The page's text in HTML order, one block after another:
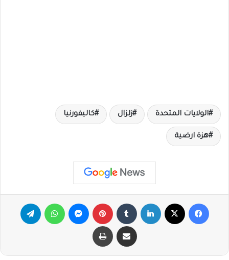
الولايات المتحدة زلزال كاليفورنيا
هزة ارضية